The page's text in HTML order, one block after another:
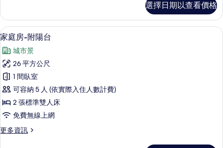
相
片
房,
陽
台
的
詳
情
選擇日期以查看價格
顯
示
家
庭
房-
附
陽
的
11
家庭房-附陽台
城市景
26 平方公尺
1 間臥室
可容納 5 人 (依實際入住人數計費)
2 張標準雙人床
免費無線上網
更多資訊
更